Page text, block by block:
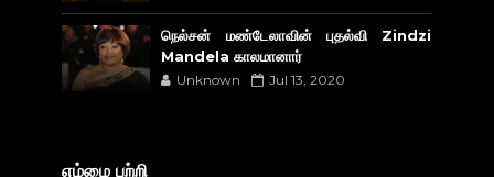
நெல்சன் மண்டேலாவின் புதல்வி Zindzi
Mandela காலமானார்
Unknown Jul 13, 2020
எம்மை பற்றி